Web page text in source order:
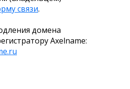
связи.
домена
Axelname: